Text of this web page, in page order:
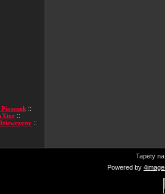
::
::
::
Tapety
Powered by